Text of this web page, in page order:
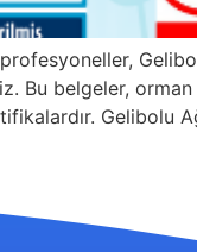
Bu belgeler,
Gelibolu